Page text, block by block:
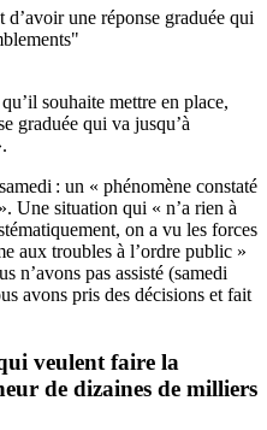
d’avoir une réponse graduée qui
souhaite mettre en place,
graduée qui va jusqu’à
: un « phénomène constaté
Une situation qui « n’a rien à
on a vu les forces
aux troubles à l’ordre public »
n’avons pas assisté (samedi
avons pris des décisions et fait
veulent faire la
de dizaines de milliers